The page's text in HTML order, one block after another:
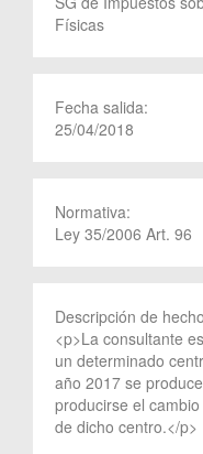
Físicas
Fecha salida:
25/04/2018
Normativa:
Ley 35/2006 Art. 96
Descripción de
<p>La consultante
un determinado
año 2017 se
producirse el
de dicho centro.</p>